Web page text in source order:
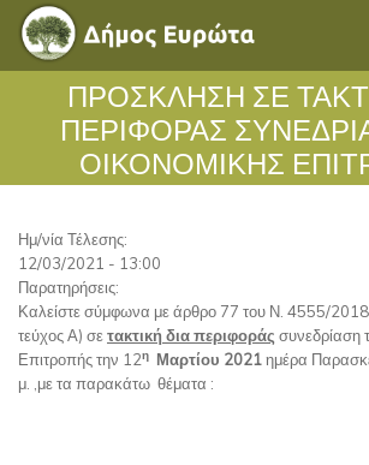
ΠΡΟΣΚΛΗΣΗ ΣΕ
ΠΕΡΙΦΟΡΑΣ
ΟΙΚΟΝΟΜΙΚΗΣ
Ημ/νία Τέλεσης:
12/03/2021 - 13:00
Παρατηρήσεις:
Καλείστε σύμφωνα με άρθρο 77 του Ν. 4555/
τεύχος Α) σετακτική δια περιφοράς συνεδρίαση
Επιτροπής την 12η Μαρτίου 2021ημέρα
μ. ,με τα παρακάτω θέματα :